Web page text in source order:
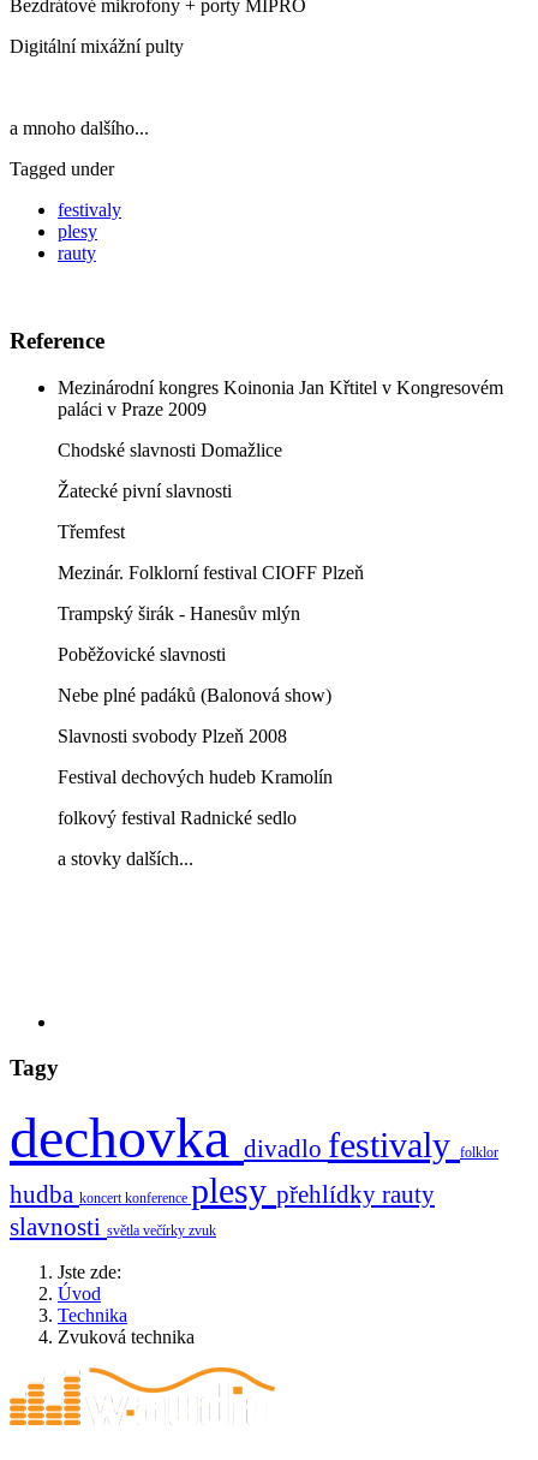
Bezdrátové mikrofony + porty MIPRO
Digitální mixážní pulty
a mnoho dalšího...
Tagged under
festivaly
plesy
rauty
Reference
Mezinárodní kongres Koinonia Jan Křtitel v Kongresovém
paláci v Praze 2009
Chodské slavnosti Domažlice
Žatecké pivní slavnosti
Třemfest
Mezinár. Folklorní festival CIOFF Plzeň
Trampský širák - Hanesův mlýn
Poběžovické slavnosti
Nebe plné padáků (Balonová show)
Slavnosti svobody Plzeň 2008
Festival dechových hudeb Kramolín
folkový festival Radnické sedlo
a stovky dalších...
Tagy
dechovka divadlo festivaly folklor
hudba koncertkonference plesy přehlídky rauty
slavnosti světla večírky zvuk
Jste zde:
Úvod
Technika
Zvuková technika